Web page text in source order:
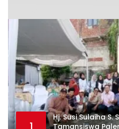
Hj. Susi Sulaiha S.
Tamansiswa